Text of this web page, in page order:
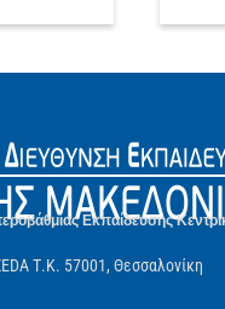
Εκπαίδευσης
Τ.Κ. 57001, Θεσσαλονίκη